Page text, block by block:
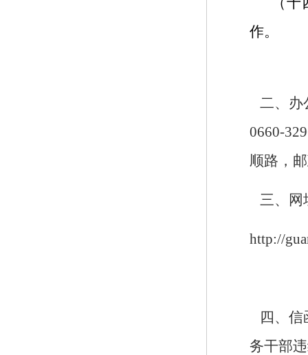
作。
二、 办
0660-
顺路，
三、网
http://
四、信
务干部